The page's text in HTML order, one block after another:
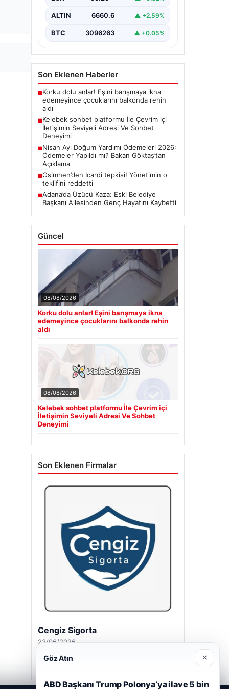
bir biçimde bağlantı oluşturması
etmektedir. Halen…
ALTIN 6660.6 ▲ +2.59%
BTC 3096263 ▲ +0.05%
Son Eklenen Haberler
■Korku dolu anlar! Eşini barışmaya ikna
edemeyince çocuklarını balkonda rehin
aldı
■Kelebek sohbet platformu İle Çevrim içi
İletişimin Seviyeli Adresi Ve Sohbet
Deneyimi
■Nisan Ayı Doğum Yardımı Ödemeleri 2026:
Ödemeler Yapıldı mı? Bakan Göktaş’tan
Açıklama
■Osimhen’den Icardi tepkisi! Yönetimin o
teklifini reddetti
■Adana’da Üzücü Kaza: Eski Belediye
Başkanı Ailesinden Genç Hayatını Kaybetti
Güncel
08/08/2026
Korku dolu anlar! Eşini barışmaya ikna
edemeyince çocuklarını balkonda rehin
aldı
08/08/2026
Kelebek sohbet platformu İle Çevrim içi
İletişimin Seviyeli Adresi Ve Sohbet
Deneyimi
Son Eklenen Firmalar
Cengiz Sigorta
23/06/2026
Göz Atın ×
ABD Başkanı Trump Polonya’ya ilave 5 bin